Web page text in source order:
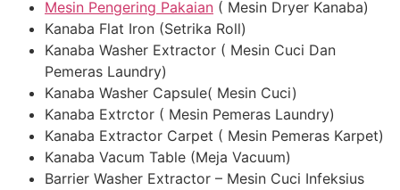
Mesin Pengering Pakaian ( Mesin Dryer Kanaba)
Kanaba Flat Iron (Setrika Roll)
Kanaba Washer Extractor ( Mesin Cuci Dan
Pemeras Laundry)
Kanaba Washer Capsule( Mesin Cuci)
Kanaba Extrctor ( Mesin Pemeras Laundry)
Kanaba Extractor Carpet ( Mesin Pemeras Karpet)
Kanaba Vacum Table (Meja Vacuum)
Barrier Washer Extractor – Mesin Cuci Infeksius